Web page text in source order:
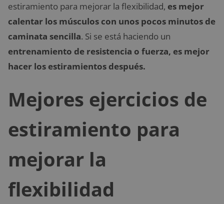
estiramiento para mejorar la flexibilidad, es mejor
calentar los músculos con unos pocos minutos de
caminata sencilla. Si se está haciendo un
entrenamiento de resistencia o fuerza, es mejor
hacer los estiramientos después.
Mejores ejercicios de
estiramiento para
mejorar la
flexibilidad